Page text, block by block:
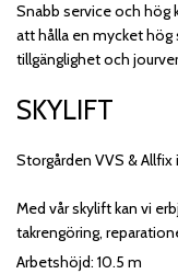
Snabb service och hög
att hålla en mycket
tillgänglighet och
SKYLIFT
Storgården VVS &
Med vår skylift kan vi
takrengöring,
Arbetshöjd: 10.5 m